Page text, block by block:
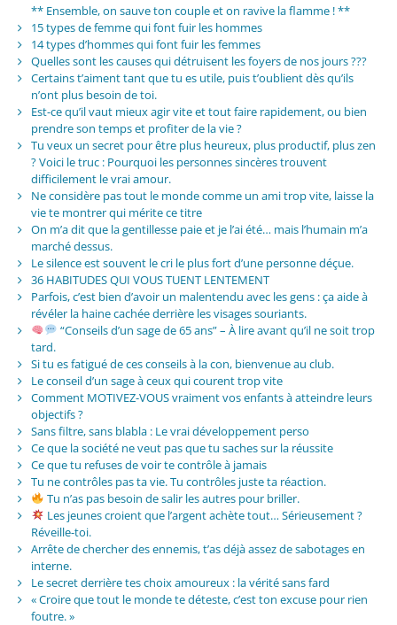
** Ensemble, on sauve ton couple et on ravive la flamme ! **
15 types de femme qui font fuir les hommes
14 types d’hommes qui font fuir les femmes
Quelles sont les causes qui détruisent les foyers de nos jours ???
Certains t’aiment tant que tu es utile, puis t’oublient dès qu’ils
n’ont plus besoin de toi.
Est-ce qu’il vaut mieux agir vite et tout faire rapidement, ou bien
prendre son temps et profiter de la vie ?
Tu veux un secret pour être plus heureux, plus productif, plus zen
? Voici le truc : Pourquoi les personnes sincères trouvent
difficilement le vrai amour.
Ne considère pas tout le monde comme un ami trop vite, laisse la
vie te montrer qui mérite ce titre
On m’a dit que la gentillesse paie et je l’ai été… mais l’humain m’a
marché dessus.
Le silence est souvent le cri le plus fort d’une personne déçue.
36 HABITUDES QUI VOUS TUENT LENTEMENT
Parfois, c’est bien d’avoir un malentendu avec les gens : ça aide à
révéler la haine cachée derrière les visages souriants.
“Conseils d’un sage de 65 ans” – À lire avant qu’il ne soit trop
tard.
Si tu es fatigué de ces conseils à la con, bienvenue au club.
Le conseil d’un sage à ceux qui courent trop vite
Comment MOTIVEZ-VOUS vraiment vos enfants à atteindre leurs
objectifs ?
Sans filtre, sans blabla : Le vrai développement perso
Ce que la société ne veut pas que tu saches sur la réussite
Ce que tu refuses de voir te contrôle à jamais
Tu ne contrôles pas ta vie. Tu contrôles juste ta réaction.
Tu n’as pas besoin de salir les autres pour briller.
Les jeunes croient que l’argent achète tout… Sérieusement ?
Réveille-toi.
Arrête de chercher des ennemis, t’as déjà assez de sabotages en
interne.
Le secret derrière tes choix amoureux : la vérité sans fard
« Croire que tout le monde te déteste, c’est ton excuse pour rien
foutre. »